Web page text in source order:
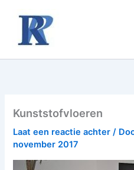
inhoud
Kunststofvloeren
Laat een reactie achter /
november 2017